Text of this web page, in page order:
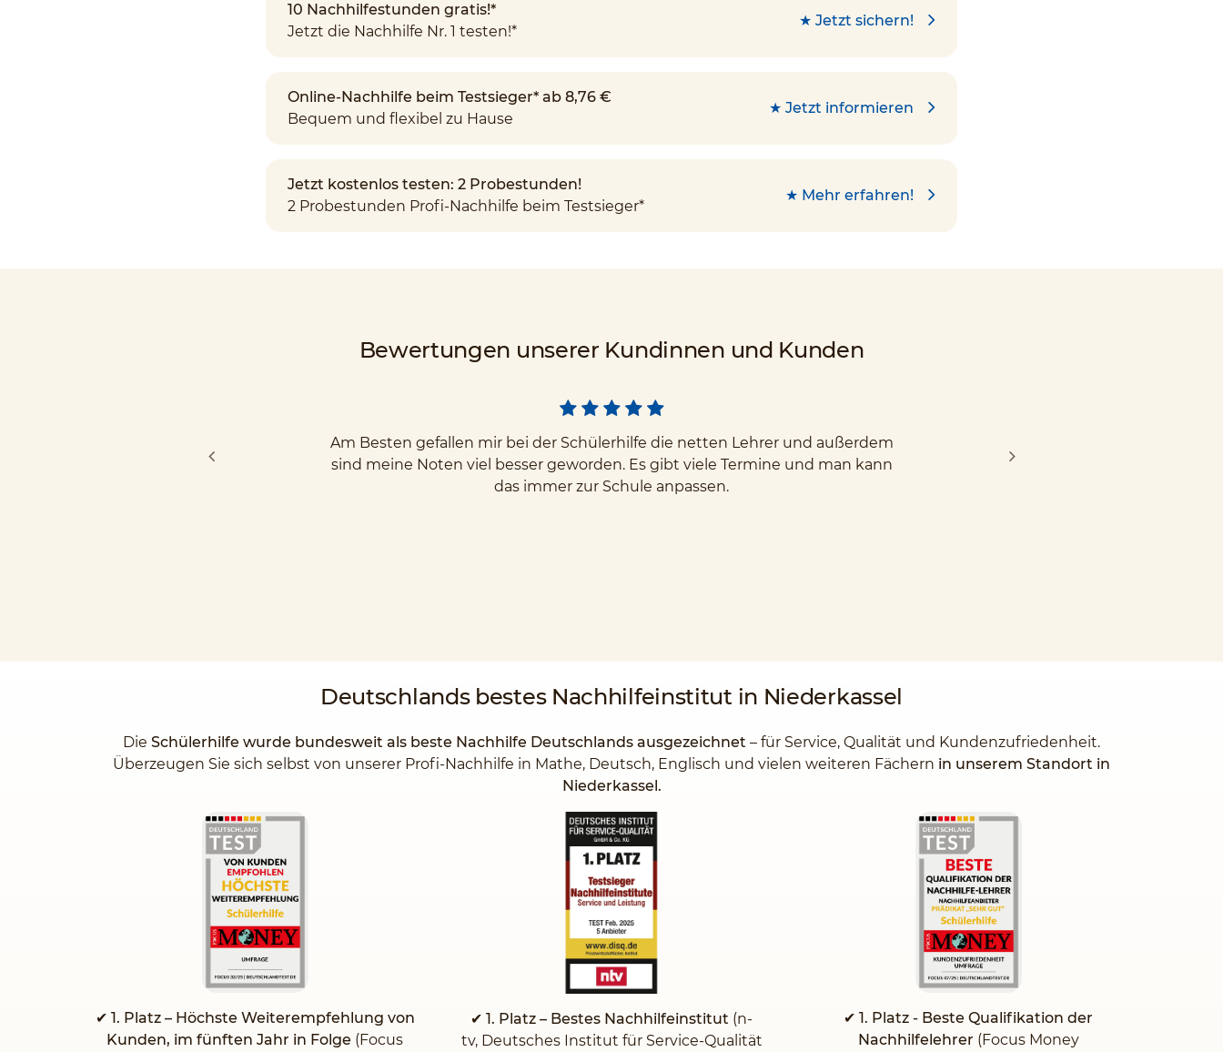
10 Nachhilfestunden gratis!*
Jetzt die Nachhilfe Nr. 1 testen!*
★ Jetzt sichern!
Online-Nachhilfe beim Testsieger* ab 8,76 €
Bequem und flexibel zu Hause
★ Jetzt informieren
Jetzt kostenlos testen: 2 Probestunden!
2 Probestunden Profi-Nachhilfe beim Testsieger*
★ Mehr erfahren!
Bewertungen unserer Kundinnen und Kunden
Am Besten gefallen mir bei der Schülerhilfe die netten Lehrer und außerdem
sind meine Noten viel besser geworden. Es gibt viele Termine und man kann
das immer zur Schule anpassen.
Deutschlands bestes Nachhilfeinstitutin Niederkassel
Die Schülerhilfe wurde bundesweit als beste Nachhilfe Deutschlands ausgezeichnet – für Service, Qualität und Kundenzufriedenheit.
Überzeugen Sie sich selbst von unserer Profi-Nachhilfe in Mathe, Deutsch, Englisch und vielen weiteren Fächern in unserem Standort in
Niederkassel.
✔ 1. Platz – Höchste Weiterempfehlung von
Kunden, im fünften Jahr in Folge (Focus
✔ 1. Platz – Bestes Nachhilfeinstitut (n-
tv, Deutsches Institut für Service-Qualität
✔ 1. Platz - Beste Qualifikation der
Nachhilfelehrer (Focus Money